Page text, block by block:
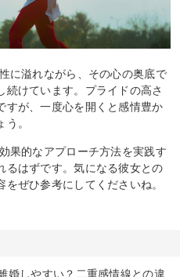
に溢れながら、その心の奥底で
けています。プライドの高さ
すが、一度心を開くと感情豊か
。
果的なアプローチ方法を実践す
るはずです。気になる彼女との
ぜひ参考にしてくださいね。
婚しやすい？二重感情線との違